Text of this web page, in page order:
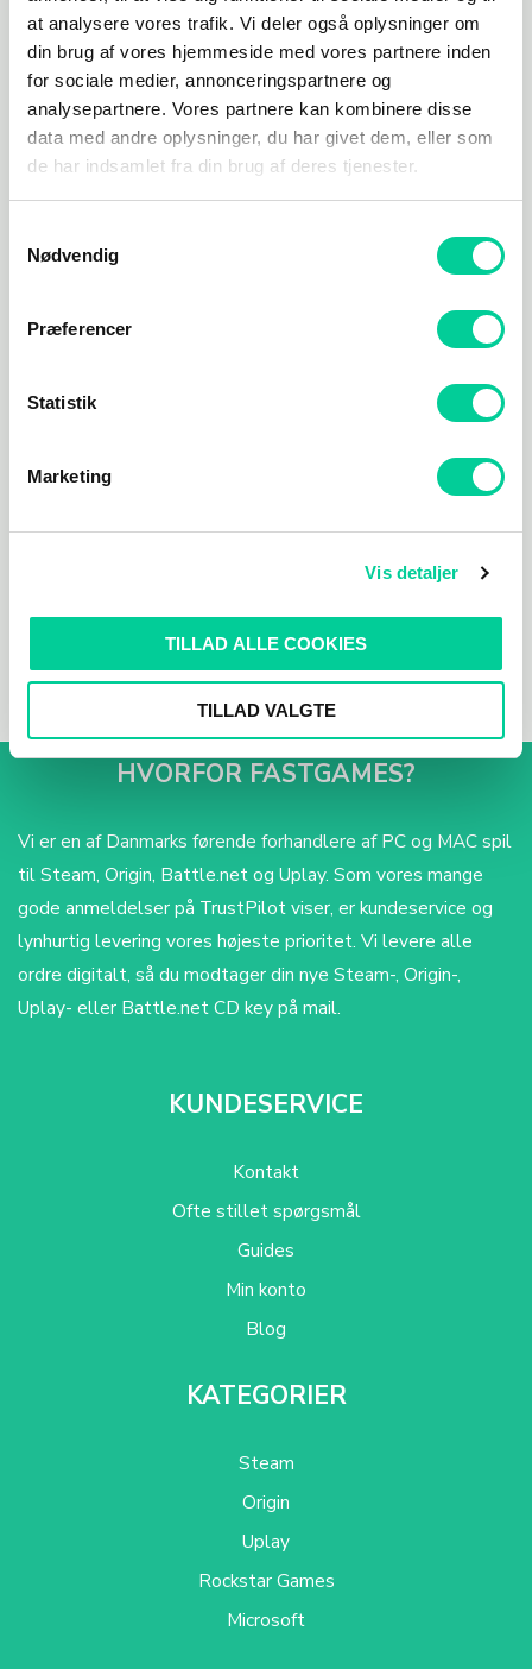
at analysere vores trafik. Vi deler også oplysninger om
din brug af vores hjemmeside med vores partnere inden
for sociale medier, annonceringspartnere og
analysepartnere. Vores partnere kan kombinere disse
data med andre oplysninger, du har givet dem, eller som
de har indsamlet fra din brug af deres tjenester.
Nødvendig
Præferencer
Statistik
Marketing
Vis detaljer
TILLAD ALLE COOKIES
TILLAD VALGTE
43,95kr.
TILFØJ TIL KURV
35,46kr.
TILFØJ TIL KURV
Steam CD Key
Lumberjack’s Dynasty
TILFØJ TIL KURV
HVORFOR FASTGAMES?
Vi er en af Danmarks førende forhandlere af PC og MAC spil
til Steam, Origin, Battle.net og Uplay. Som vores mange
gode anmeldelser på TrustPilot viser, er kundeservice og
lynhurtig levering vores højeste prioritet. Vi levere alle
ordre digitalt, så du modtager din nye Steam-, Origin-,
Uplay- eller Battle.net CD key på mail.
KUNDESERVICE
Kontakt
Ofte stillet spørgsmål
Guides
Min konto
Blog
KATEGORIER
Steam
Origin
Uplay
Rockstar Games
Microsoft